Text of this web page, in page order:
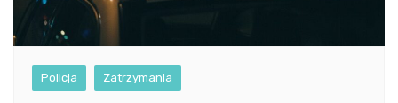
Policja Zatrzymania